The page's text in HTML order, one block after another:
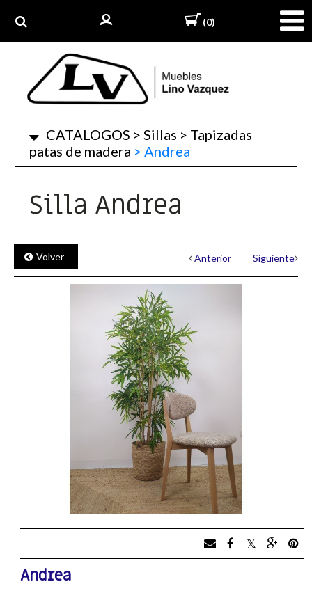
(0)
CATALOGOS > Sillas > Tapizadas
patas de madera > Andrea
Silla Andrea
Volver Anterior Siguiente
Andrea